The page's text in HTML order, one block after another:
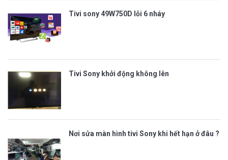
Tivi sony 49W750D lỗi 6 nháy
Tivi Sony khởi động không lên
Nơi sửa màn hình tivi Sony khi hết hạn ở đâu ?